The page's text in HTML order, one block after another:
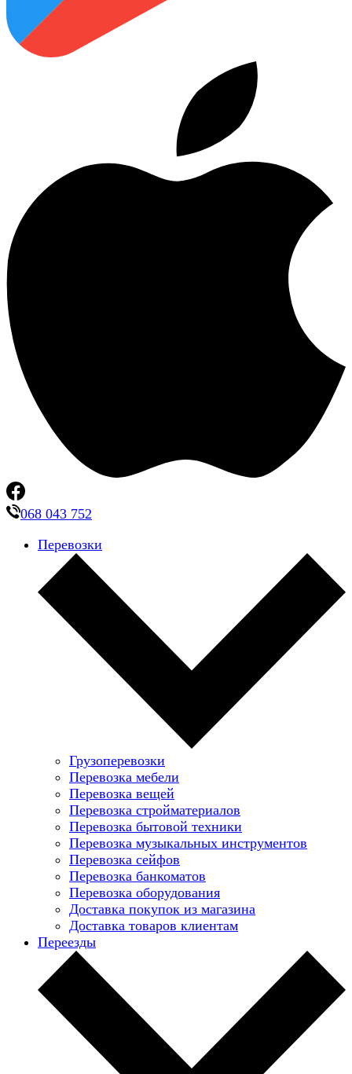
068 043 752
Перевозки
Грузоперевозки
Перевозка мебели
Перевозка вещей
Перевозка стройматериалов
Перевозка бытовой техники
Перевозка музыкальных инструментов
Перевозка сейфов
Перевозка банкоматов
Перевозка оборудования
Доставка покупок из магазина
Доставка товаров клиентам
Переезды